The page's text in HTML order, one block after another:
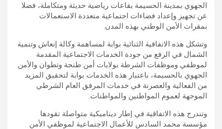
الجهوي بمدينة الحسيمة بقاعات رياضية حديثة ومتكاملة، فضلا
عن تجهيز وإعداد فضاءات اجتماعية متعددة الاستعمالات
بمقرات الأمن الوطني بهذه المدن.
وتشكل هذه الاتفاقية الثنائية بوابة لمساهمة وكالة إنعاش وتنمية
الشمال في الرفع من جودة الخدمات الاجتماعية المقدمة
لموظفي وموظفات الشرطة بولايات أمن طنجة وتطوان والأمن
الجهوي بالحسيمة، باعتبار هذه الخدمات بوابة لتحقيق المزيد
من الفعالية والعصرنة في خدمات المرفق العام الشرطي
الموجهة لعموم المواطنين والمواطنات.
وتندرج هذه الاتفاقية في إطار ديناميكية متواصلة تقودها
مؤسسة محمد السادس للأعمال الاجتماعية لموظفي الأمن